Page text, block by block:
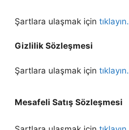
Şartlara ulaşmak için tıklayın.
Gizlilik Sözleşmesi
Şartlara ulaşmak için tıklayın.
Mesafeli Satış Sözleşmesi